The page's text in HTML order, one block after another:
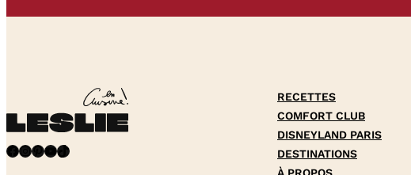
Facebook InstagramPinterest YouTube TikTok
RECETTES
COMFORT CLUB
DISNEYLAND PARIS
DESTINATIONS
À PROPOS